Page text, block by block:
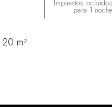
Impuestos incluidos
para 1 noche
20 m²